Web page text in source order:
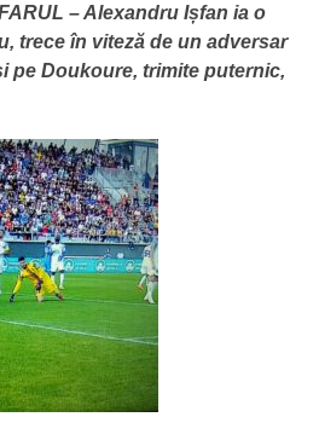
– Alexandru Ișfan ia o
trece în viteză de un adversar
pe Doukoure, trimite puternic,